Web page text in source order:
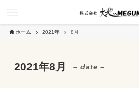
ホーム 2021年 8月
2021年8月 – date –